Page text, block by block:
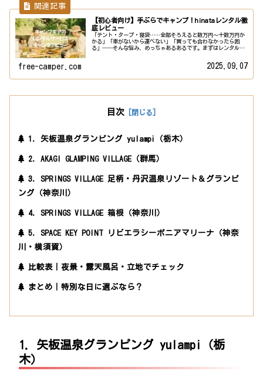
【初心者向け】手ぶらでキャンプ！hinataレンタル徹
底レビュー
「テント・タープ・寝袋……全部そろえると数万円〜十数万円か
かる」「車がないから運べない」「買っても合わなかったら困
る」──そんな悩み、めっちゃあるあるです。まずはレンタル
free-camper.com 2025.09.07
目次
1. 矢板温泉グランピング yulampi（栃木）
2. AKAGI GLAMPING VILLAGE（群馬）
3. SPRINGS VILLAGE 足柄・丹沢温泉リゾート＆グランピ
ング（神奈川）
4. SPRINGS VILLAGE 箱根（神奈川）
5. SPACE KEY POINT リビエラシーボニアマリーナ（神奈
川・横須賀）
比較表｜夜景・露天風呂・立地でチェック
まとめ｜特別な日に選ぶなら？
1. 矢板温泉グランピング yulampi（栃
木）